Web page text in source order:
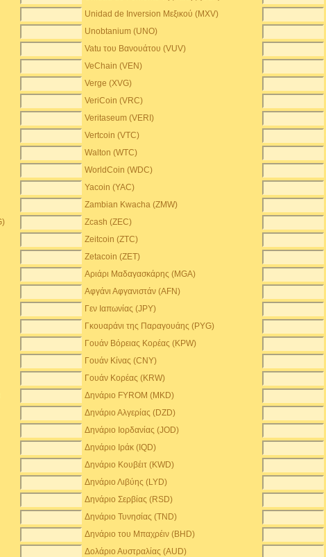
Unidad de Inversion Μεξικού (MXV)
Unobtanium (UNO)
Vatu του Βανουάτου (VUV)
VeChain (VEN)
Verge (XVG)
VeriCoin (VRC)
Veritaseum (VERI)
Vertcoin (VTC)
Walton (WTC)
WorldCoin (WDC)
Yacoin (YAC)
Zambian Kwacha (ZMW)
Zcash (ZEC)
Zeitcoin (ZTC)
Zetacoin (ZET)
Αριάρι Μαδαγασκάρης (MGA)
Αφγάνι Αφγανιστάν (AFN)
Γεν Ιαπωνίας (JPY)
Γκουαράνι της Παραγουάης (PYG)
Γουάν Βόρειας Κορέας (KPW)
Γουάν Κίνας (CNY)
Γουάν Κορέας (KRW)
Δηνάριο FYROM (MKD)
Δηνάριο Αλγερίας (DZD)
Δηνάριο Ιορδανίας (JOD)
Δηνάριο Ιράκ (IQD)
Δηνάριο Κουβέιτ (KWD)
Δηνάριο Λιβύης (LYD)
Δηνάριο Σερβίας (RSD)
Δηνάριο Τυνησίας (TND)
Δηνάριο του Μπαχρέιν (BHD)
Δολάριο Αυστραλίας (AUD)